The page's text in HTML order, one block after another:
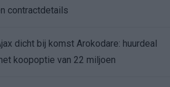
contractdetails
dicht bij komst Arokodare: huurdeal
koopoptie van 22 miljoen